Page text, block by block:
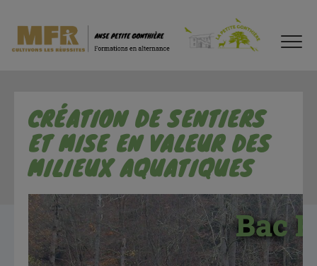
CRÉATION DE SENTIERS
ET MISE EN VALEUR DES
MILIEUX AQUATIQUES